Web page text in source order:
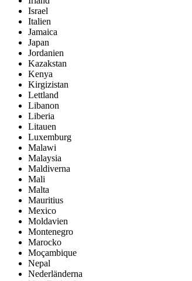
Israel
Italien
Jamaica
Japan
Jordanien
Kazakstan
Kenya
Kirgizistan
Lettland
Libanon
Liberia
Litauen
Luxemburg
Malawi
Malaysia
Maldiverna
Mali
Malta
Mauritius
Mexico
Moldavien
Montenegro
Marocko
Moçambique
Nepal
Nederländerna